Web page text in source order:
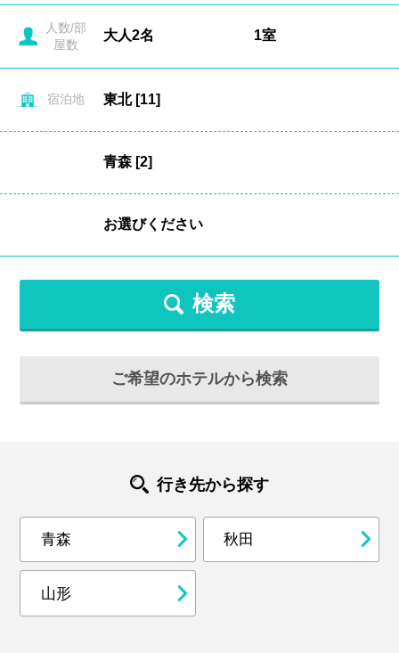
人数/部
屋数
宿泊地
検索
ご希望のホテルから検索
行き先から探す
青森 秋田
山形